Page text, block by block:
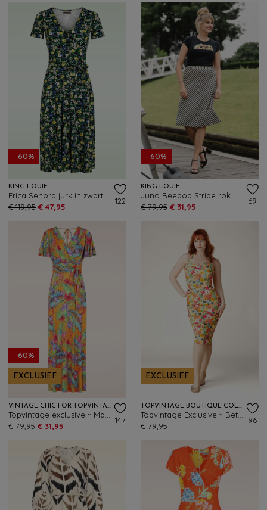
- 60%
KING LOUIE
Erica Senora jurk in zwart
€ 119,95 € 47,95
122
- 60%
KING LOUIE
€ 79,95 € 31,95
69
- 60%
EXCLUSIEF
VINTAGE CHIC FOR TOPVINTAGE
€ 79,95 € 31,95
147
EXCLUSIEF
TOPVINTAGE BOUTIQUE COLLECTION
€ 79,95
96